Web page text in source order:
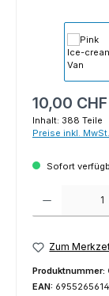
Regulärer Preis:
10,00 CHF
Inhalt: 388 Teile
Preise inkl.
Sofort
Zum
Produktnummer:
EAN: